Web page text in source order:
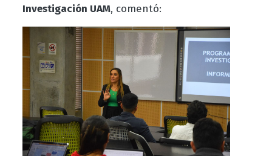
Investigación UAM, comentó: